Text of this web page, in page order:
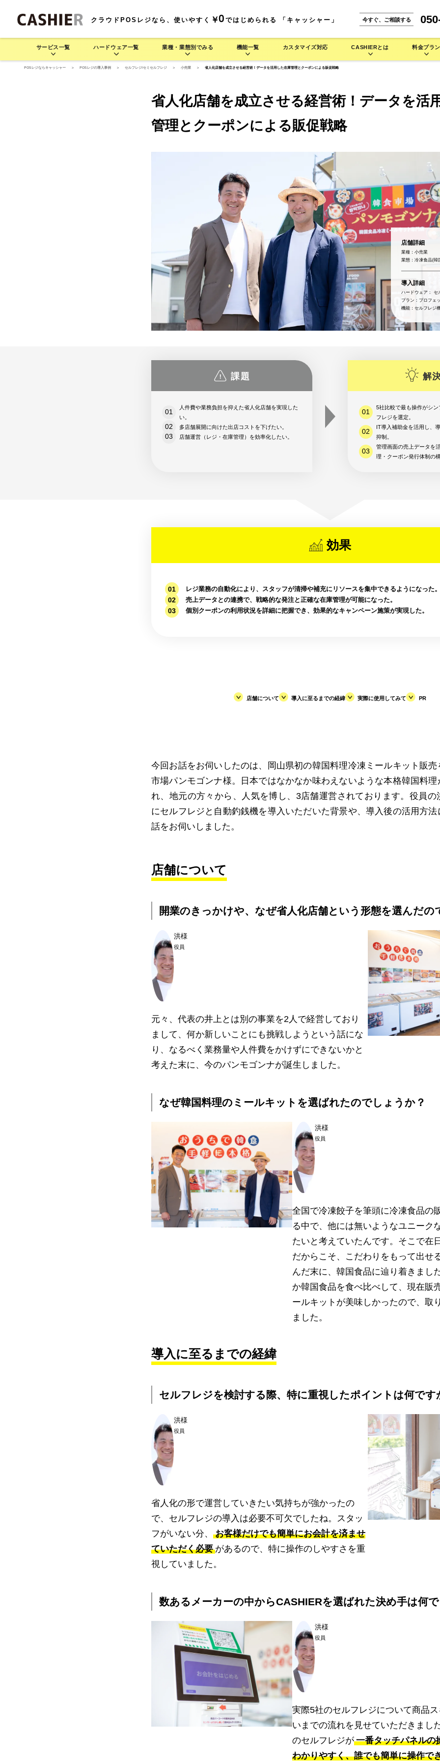
クラウドPOSレジなら、使いやすく ￥0 ではじめられる 「キャッシャー」 今すぐ、ご相談する
サービス一覧
タッチパネル型券売機
テーブルオーダー スマホオーダー
カード型決済端末
CASHIEROPERATION
店舗運営代行サービス
CASHIE
ハードウェア一覧
オーダーエントリーシス
キャッシュレス端末 周辺機器
業種・業態別でみる
キッチンカーで使う
小売業 >
美術館/博物館で使う 動物園/水族館で使う グランピング施設で使う
その他業種 >
イベント/ライブで使う
機能一覧
基本機能
連携サービス
カスタマイズ対応 CASHIERとは
CASHIER POSが選ばれる理由
店舗運営を徹底的にサポート
安心のシステム設計・セキュリティ
よくある質問
料金プラン
CASHIER POS
タッチパネル型券
モバイルオーダー ハンディオーダー テーブルオーダー スマホオーダー
サブスクプラン
サブスクプラン
料金プラン一覧はこちら
POSレジならキャッシャー > POSレジの導入事例 > セルフレジ/セミセルフレジ > 小売業 > 省人化店舗を成立させる経営術！データを活用した在庫管理とクーポンによる販促戦略
省人化店舗を成立させる経営術！データを活
管理とクーポンによる販促戦略
店舗詳細
業種： 小売業
業態： 冷凍食品(韓
導入詳細
ハードウェア： セ
プラン： プロフェ
機能： セルフレジ
課題
人件費や業務負担を抑えた省人化店舗を実現した
い。
多店舗展開に向けた出店コストを下げたい。
店舗運営（レジ・在庫管理）を効率化したい。
解
5社比較で最も操作がシ
フレジを選定。
IT導入補助金を活用し、
抑制。
管理画面の売上データを
理・クーポン発行体制の
効果
レジ業務の自動化により、スタッフが清掃や補充にリソースを集中できるようになった
売上データとの連携で、戦略的な発注と正確な在庫管理が可能になった。
個別クーポンの利用状況を詳細に把握でき、効果的なキャンペーン施策が実現した。
店舗について 導入に至るまでの経緯 実際に使用してみて PR
今回お話をお伺いしたのは、岡山県初の韓国料理冷凍ミールキット販
市場パンモゴンナ様。日本ではなかなか味わえないような本格韓国料
れ、地元の方々から、人気を博し、3店舗運営されております。役員の
にセルフレジと自動釣銭機を導入いただいた背景や、導入後の活用方
話をお伺いしました。
店舗について
開業のきっかけや、なぜ省人化店舗という形態を選んだの
洪様
役員
元々、代表の井上とは別の事業を2人で経営しており
まして、何か新しいことにも挑戦しようという話にな
り、なるべく業務量や人件費をかけずにできないかと
考えた末に、今のパンモゴンナが誕生しました。
なぜ韓国料理のミールキットを選ばれたのでしょうか？
洪様
役員
全国で冷凍餃子を筆頭に冷凍食品の
る中で、他には無いようなユニーク
たいと考えていたんです。そこで在
だからこそ、こだわりをもって出せ
んだ末に、韓国食品に辿り着きまし
か韓国食品を食べ比べして、現在販
ールキットが美味しかったので、取
ました。
導入に至るまでの経緯
セルフレジを検討する際、特に重視したポイントは何です
洪様
役員
省人化の形で運営していきたい気持ちが強かったの
で、セルフレジの導入は必要不可欠でしたね。スタッ
フがいない分、
お客様だけでも簡単にお会計を済ませ
ていただく必要があるので、特に操作のしやすさを重
視していました。
数あるメーカーの中からCASHIERを選ばれた決め手は何
洪様
役員
実際5社のセルフレジについて商品
いまでの流れを見せていただきまし
のセルフレジが一番タッチパネルの
わかりやすく、誰でも簡単に操作で